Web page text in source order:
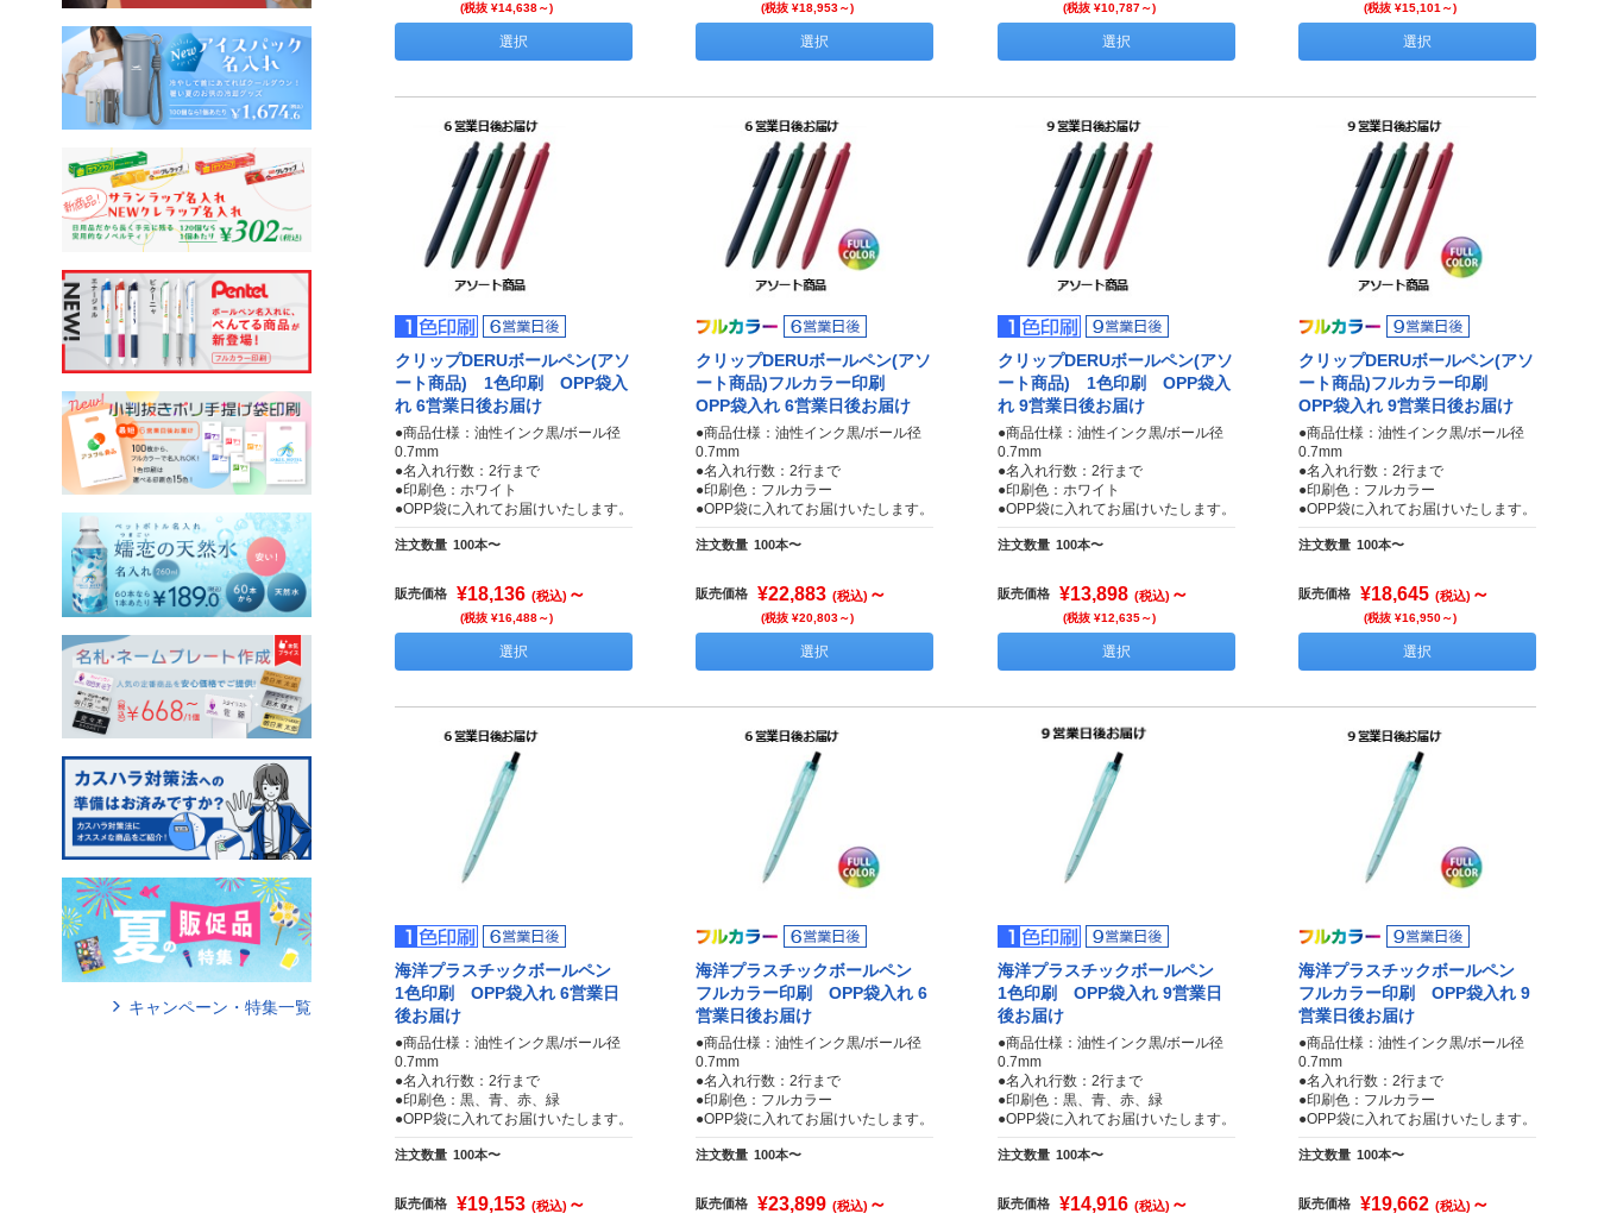
(税抜 ¥14,638～)
選択
(税抜 ¥18,953～)
選択
(税抜 ¥10,787～)
選択
(税抜 ¥15,101～)
選択
クリップDERUボールペン(アソ
ート商品) 1色印刷 OPP袋入
れ 6営業日後お届け
●商品仕様：油性インク黒/ボール径
0.7mm
●名入れ行数：2行まで
●印刷色：ホワイト
●OPP袋に入れてお届けいたします。
注文数量 100本〜
販売価格 ¥18,136 (税込) ～
(税抜 ¥16,488～)
選択
クリップDERUボールペン(アソ
ート商品)フルカラー印刷
OPP袋入れ 6営業日後お届け
●商品仕様：油性インク黒/ボール径
0.7mm
●名入れ行数：2行まで
●印刷色：フルカラー
●OPP袋に入れてお届けいたします。
注文数量 100本〜
販売価格 ¥22,883 (税込) ～
(税抜 ¥20,803～)
選択
クリップDERUボールペン(アソ
ート商品) 1色印刷 OPP袋入
れ 9営業日後お届け
●商品仕様：油性インク黒/ボール径
0.7mm
●名入れ行数：2行まで
●印刷色：ホワイト
●OPP袋に入れてお届けいたします。
注文数量 100本〜
販売価格 ¥13,898 (税込) ～
(税抜 ¥12,635～)
選択
クリップDERUボールペン(アソ
ート商品)フルカラー印刷
OPP袋入れ 9営業日後お届け
●商品仕様：油性インク黒/ボール径
0.7mm
●名入れ行数：2行まで
●印刷色：フルカラー
●OPP袋に入れてお届けいたします。
注文数量 100本〜
販売価格 ¥18,645 (税込) ～
(税抜 ¥16,950～)
選択
海洋プラスチックボールペン
1色印刷 OPP袋入れ 6営業日
後お届け
●商品仕様：油性インク黒/ボール径
0.7mm
●名入れ行数：2行まで
●印刷色：黒、青、赤、緑
●OPP袋に入れてお届けいたします。
注文数量 100本〜
販売価格 ¥19,153 (税込) ～
海洋プラスチックボールペン
フルカラー印刷 OPP袋入れ 6
営業日後お届け
●商品仕様：油性インク黒/ボール径
0.7mm
●名入れ行数：2行まで
●印刷色：フルカラー
●OPP袋に入れてお届けいたします。
注文数量 100本〜
販売価格 ¥23,899 (税込) ～
海洋プラスチックボールペン
1色印刷 OPP袋入れ 9営業日
後お届け
●商品仕様：油性インク黒/ボール径
0.7mm
●名入れ行数：2行まで
●印刷色：黒、青、赤、緑
●OPP袋に入れてお届けいたします。
注文数量 100本〜
販売価格 ¥14,916 (税込) ～
海洋プラスチックボールペン
フルカラー印刷 OPP袋入れ 9
営業日後お届け
●商品仕様：油性インク黒/ボール径
0.7mm
●名入れ行数：2行まで
●印刷色：フルカラー
●OPP袋に入れてお届けいたします。
注文数量 100本〜
販売価格 ¥19,662 (税込) ～
キャンペーン・特集一覧